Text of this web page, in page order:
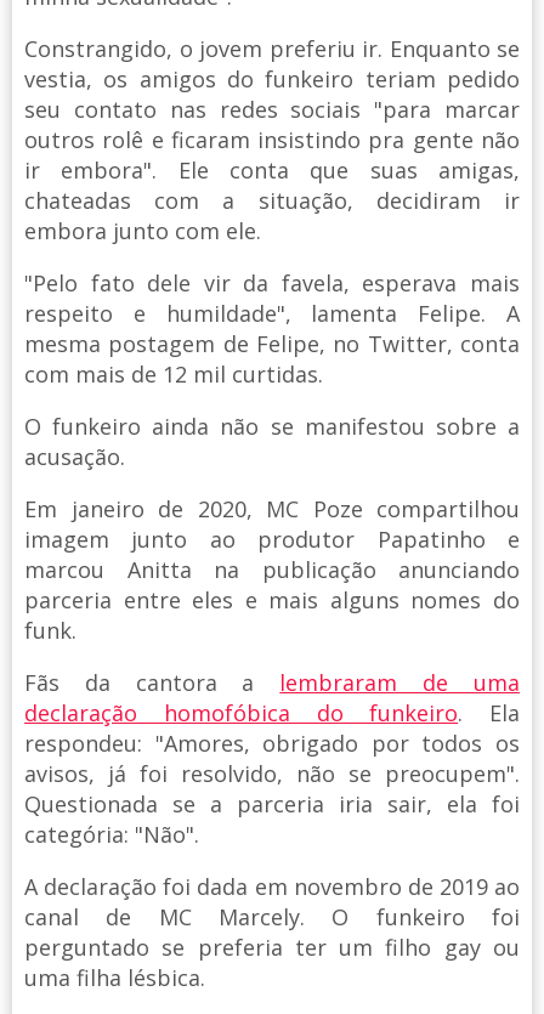
Constrangido, o jovem preferiu ir. Enquanto se
vestia, os amigos do funkeiro teriam pedido
seu contato nas redes sociais "para marcar
outros rolê e ficaram insistindo pra gente não
ir embora". Ele conta que suas amigas,
chateadas com a situação, decidiram ir
embora junto com ele.
"Pelo fato dele vir da favela, esperava mais
respeito e humildade", lamenta Felipe. A
mesma postagem de Felipe, no Twitter, conta
com mais de 12 mil curtidas.
O funkeiro ainda não se manifestou sobre a
acusação.
Em janeiro de 2020, MC Poze compartilhou
imagem junto ao produtor Papatinho e
marcou Anitta na publicação anunciando
parceria entre eles e mais alguns nomes do
funk.
Fãs da cantora a lembraram de uma
declaração homofóbica do funkeiro. Ela
respondeu: "Amores, obrigado por todos os
avisos, já foi resolvido, não se preocupem".
Questionada se a parceria iria sair, ela foi
categória: "Não".
A declaração foi dada em novembro de 2019 ao
canal de MC Marcely. O funkeiro foi
perguntado se preferia ter um filho gay ou
uma filha lésbica.